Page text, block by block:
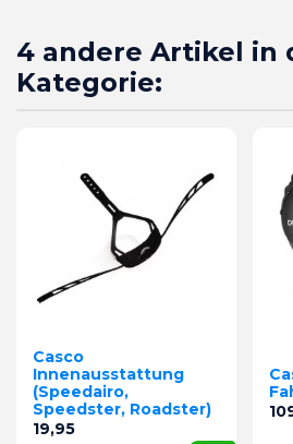
4 andere Artikel in
Kategorie:
Casco
Innenausstattung
(Speedairo,
Speedster, Roadster)
Preis
19,95